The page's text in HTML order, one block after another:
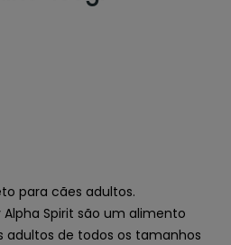
para cães adultos.
Alpha Spirit são um alimento
de todos os tamanhos